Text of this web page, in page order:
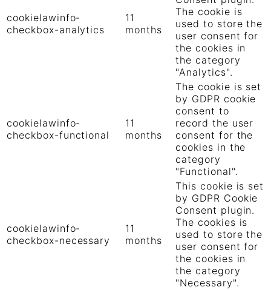
cookielawinfo-
checkbox-analytics
11
months
The cookie is
used to store the
user consent for
the cookies in
the category
"Analytics".
cookielawinfo-
checkbox-functional
11
months
The cookie is set
by GDPR cookie
consent to
record the user
consent for the
cookies in the
category
"Functional".
cookielawinfo-
checkbox-necessary
11
months
This cookie is set
by GDPR Cookie
Consent plugin.
The cookies is
used to store the
user consent for
the cookies in
the category
"Necessary".